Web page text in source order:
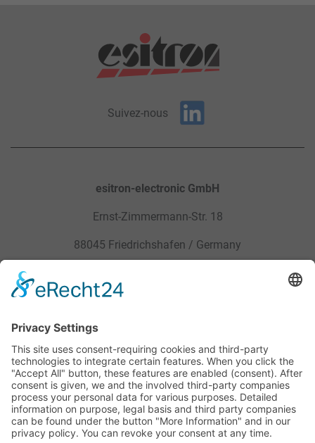
Suivez-nous
esitron-electronic GmbH
Ernst-Zimmermann-Str. 18
88045 Friedrichshafen / Germany
Sitemap
Service
Carrière
Contact
Téléchargements
CGV
Mentions légales